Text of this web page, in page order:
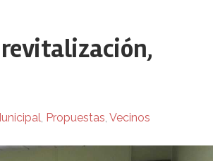
revitalización,
, Propuestas, Vecinos